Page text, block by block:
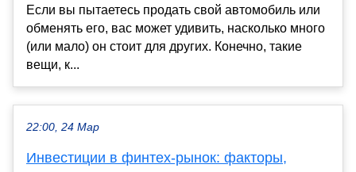
Если вы пытаетесь продать свой автомобиль или
обменять его, вас может удивить, насколько много
(или мало) он стоит для других. Конечно, такие
вещи, к...
22:00, 24 Мар
Инвестиции в финтех-рынок: факторы,